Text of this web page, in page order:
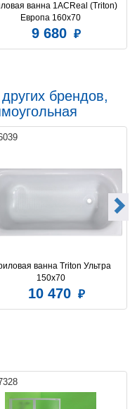
ванна 1ACReal (Triton)
Европа 160x70
9 680
брендов,
ванна Triton Ультра
150x70
10 470